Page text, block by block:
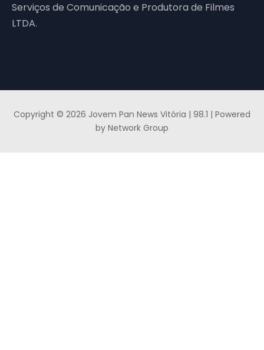
Serviços de Comunicação e Produtora de Filmes
LTDA.
Copyright © 2026 Jovem Pan News Vitória | 98.1 | Powered
by Network Group